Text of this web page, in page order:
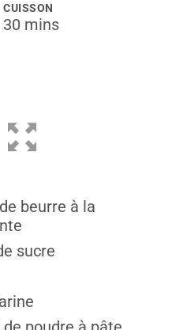
CUISSON
30 mins
beurre à la
sucre